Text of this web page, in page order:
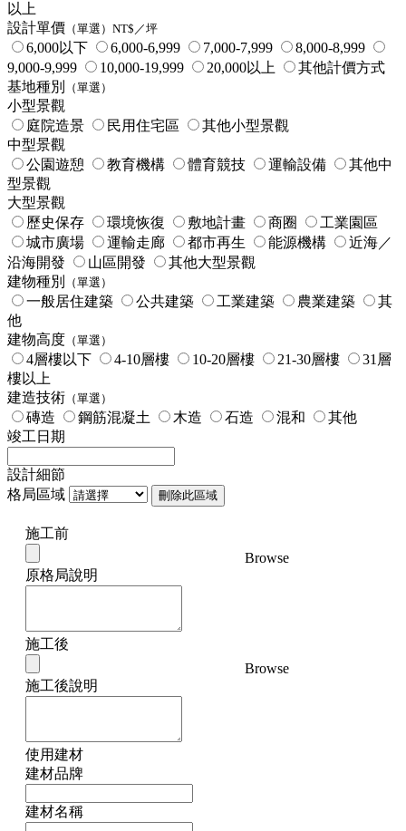
以上
設計單價 （單選）NT$／坪
6,000以下 6,000-6,999 7,000-7,999
8,000-8,999
9,000-9,999
10,000-19,999 20,000以上
其他計價方式
基地種別
（單選）
小型景觀
庭院造景
民用住宅區
其他小型景觀
中型景觀
公園遊憩
教育機構 體育競技 運輸設備
其他中
型景觀
大型景觀
歷史保存
環境恢復 敷地計畫 商圈
工業園區
城市廣場
運輸走廊 都市再生 能源機構
近海／
沿海開發
山區開發
其他大型景觀
建物種別
（單選）
一般居住建築 公共建築 工業建築 農業建築
其
他
建物高度 （單選）
4層樓以下 4-10層樓 10-20層樓 21-30層樓
31層
樓以上
建造技術 （單選）
磚造 鋼筋混凝土 木造 石造 混和
其他
竣工日期
設計細節
格局區域
刪除此區域
施工前
Browse
原格局說明
施工後
Browse
施工後說明
使用建材
建材品牌
建材名稱